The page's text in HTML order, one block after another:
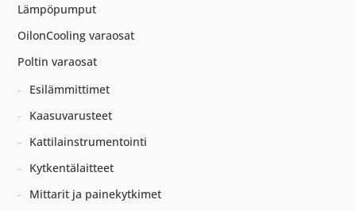
Lämpöpumput
OilonCooling varaosat
Poltin varaosat
Esilämmittimet
Kaasuvarusteet
Kattilainstrumentointi
Kytkentälaitteet
Mittarit ja painekytkimet